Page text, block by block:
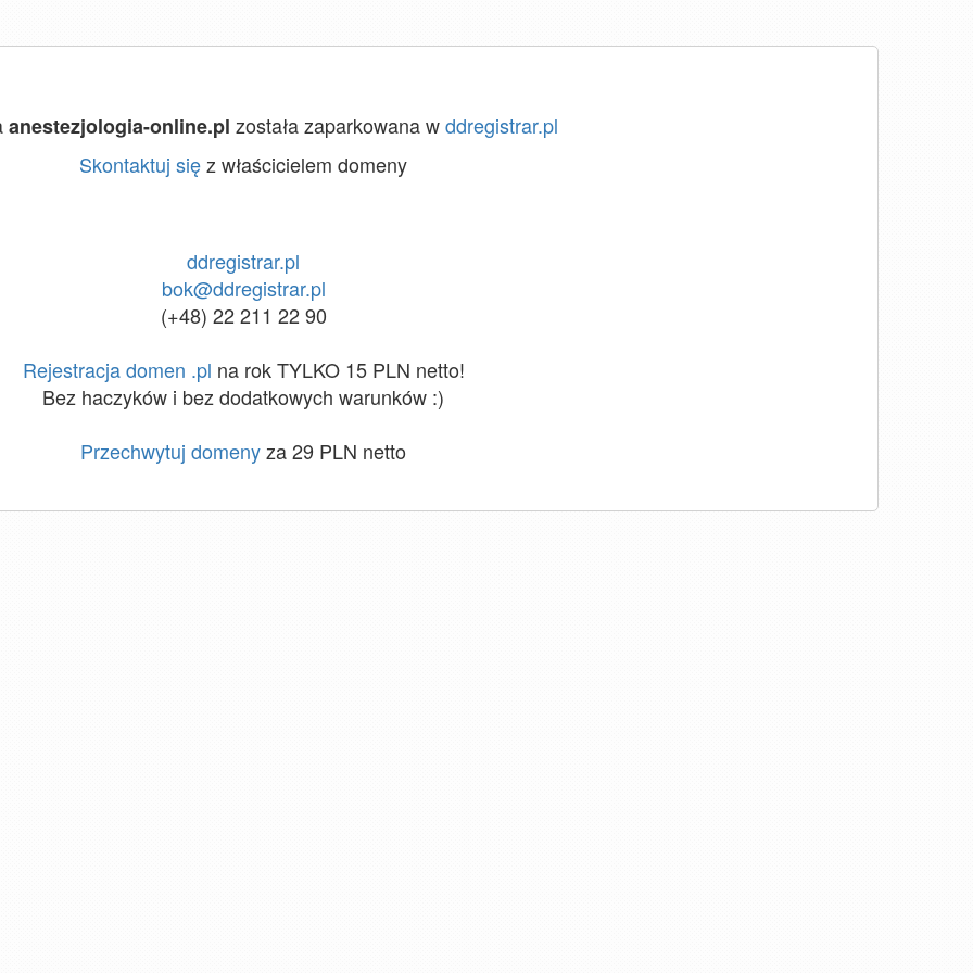
anestezjologia-online.pl została zaparkowana wddregistrar.pl
Skontaktuj sięz właścicielem domeny
ddregistrar.pl
bok@ddregistrar.pl
(+48) 22 211 22 90
Rejestracja domen .pl na rok TYLKO 15 PLN netto!
Bez haczyków i bez dodatkowych warunków :)
Przechwytuj domenyza 29 PLN netto